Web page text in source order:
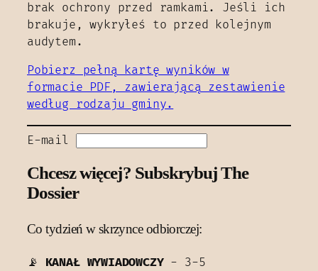
brak ochrony przed ramkami. Jeśli ich
brakuje, wykryłeś to przed kolejnym
audytem.
Pobierz pełną kartę wyników w
formacie PDF, zawierającą zestawienie
według rodzaju gminy.
E-mail
Chcesz więcej? Subskrybuj The
Dossier
Co tydzień w skrzynce odbiorczej:
📡 KANAŁ WYWIADOWCZY- 3-5